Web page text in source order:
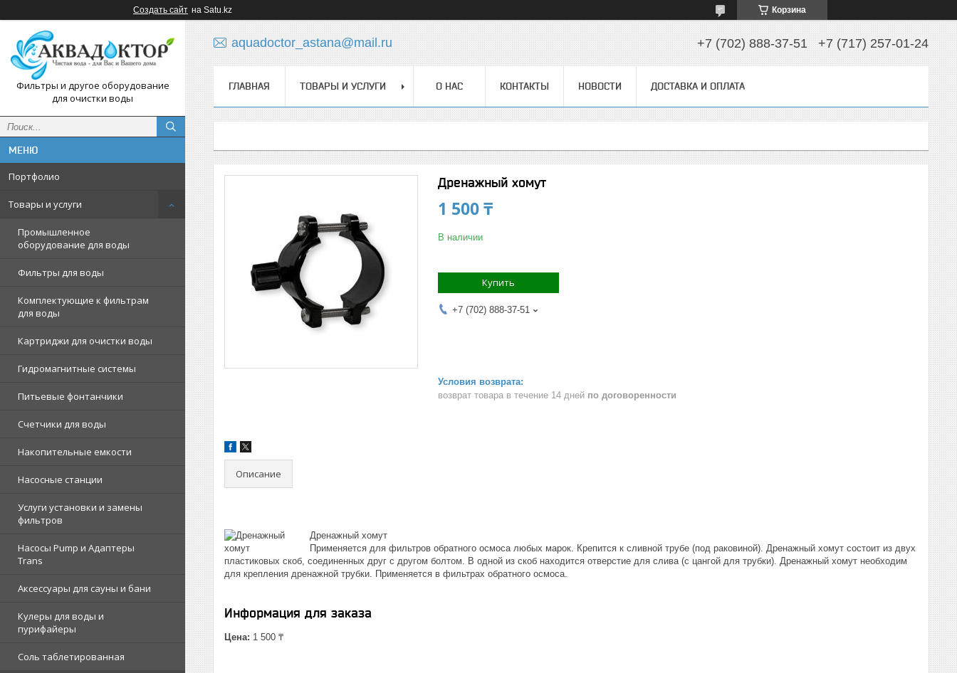
Создать сайт на Satu.kz Корзина
Фильтры и другое оборудование
для очистки воды
Портфолио
Товары и услуги
Промышленное
оборудование для воды
Фильтры для воды
Комплектующие к фильтрам
для воды
Картриджи для очистки воды
Гидромагнитные системы
Питьевые фонтанчики
Счетчики для воды
Накопительные емкости
Насосные станции
Услуги установки и замены
фильтров
Насосы Pump и Адаптеры
Trans
Аксессуары для сауны и бани
Кулеры для воды и
пурифайеры
Соль таблетированная
aquadoctor_astana@mail.ru +7 (702) 888-37-51 +7 (717) 257-01-24
ГЛАВНАЯ ТОВАРЫ И УСЛУГИ О НАС КОНТАКТЫ НОВОСТИ ДОСТАВКА И ОПЛАТА
Дренажный хомут
1 500 ₸
В наличии
Купить
+7 (702) 888-37-51
возврат товара в течение 14 дней по договоренности
Описание
Дренажный хомут
Применяется для фильтров обратного осмоса любых марок. Крепится к сливной трубе (под раковиной). Дренажный хомут состоит из двух
пластиковых скоб, соединенных друг с другом болтом. В одной из скоб находится отверстие для слива (с цангой для трубки). Дренажный хомут необходим
для крепления дренажной трубки. Применяется в фильтрах обратного осмоса.
Информация для заказа
Цена: 1 500 ₸